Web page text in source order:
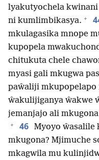
lyakutyochela
ni kumlimbikasya. +
mkulagasika mnope
kupopela
chitukuta chele
myasi gali mkugwa
paŵaliji
ŵakulijiganya ŵakwe
jemanjajo ali
+ 46 Myoyo ŵasalile
mkugona? Mjimuche
mkagwila mu